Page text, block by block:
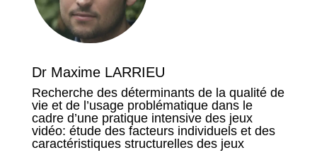
Dr Maxime LARRIEU
Recherche des déterminants de la qualité de
vie et de l’usage problématique dans le
cadre d’une pratique intensive des jeux
vidéo: étude des facteurs individuels et des
caractéristiques structurelles des jeux